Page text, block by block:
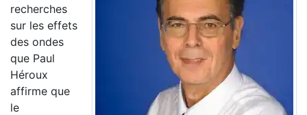
recherches
sur les effets
des ondes
que Paul
Héroux
affirme que
le